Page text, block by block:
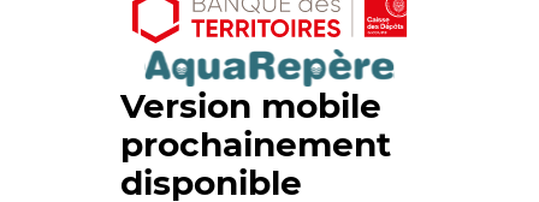
Version mobile
prochainement
disponible